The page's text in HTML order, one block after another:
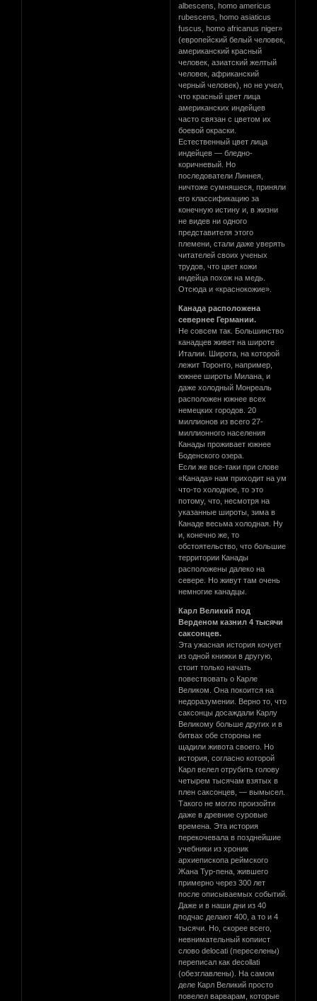
albescens, homo americus
rubescens, homo asiaticus
fuscus, homo africanus niger»
(европейский белый человек,
американский красный
человек, азиатский желтый
человек, африканский
черный человек), но не учел,
что красный цвет лица
американских индейцев
часто связан с цветом их
боевой окраски.
Естественный цвет лица
индейцев — бледно-
коричневый. Но
последователи Линнея,
ничтоже сумняшеся, приняли
его классификацию за
конечную истину и, в жизни
не видев ни одного
представителя этого
племени, стали даже уверять
читателей своих ученых
трудов, что цвет кожи
индейца похож на медь.
Отсюда и «краснокожие».
Канада расположена
севернее Германии.
Не совсем так. Большинство
канадцев живет на широте
Италии. Широта, на которой
лежит Торонто, например,
южнее широты Милана, и
даже холодный Монреаль
расположен южнее всех
немецких городов. 20
миллионов из всего 27-
миллионного населения
Канады проживает южнее
Боденского озера.
Если же все-таки при слове
«Канада» нам приходит на ум
что-то холодное, то это
потому, что, несмотря на
указанные широты, зима в
Канаде весьма холодная. Ну
и, конечно же, то
обстоятельство, что большие
территории Канады
расположены далеко на
севере. Но живут там очень
немногие канадцы.
Карл Великий под
Верденом казнил 4 тысячи
саксонцев.
Эта ужасная история кочует
из одной книжки в другую,
стоит только начать
повествовать о Карле
Великом. Она покоится на
недоразумении. Верно то, что
саксонцы досаждали Карлу
Великому больше других и в
битвах обе стороны не
щадили живота своего. Но
история, согласно которой
Карл велел отрубить голову
четырем тысячам взятых в
плен саксонцев, — вымысел.
Такого не могло произойти
даже в древние суровые
времена. Эта история
перекочевала в позднейшие
учебники из хроник
архиепископа реймского
Жана Тур-пена, жившего
примерно через 300 лет
после описываемых событий.
Даже и в наши дни из 40
подчас делают 400, а то и 4
тысячи. Но, скорее всего,
невнимательный копиист
слово delocati (переселены)
переписал как decollati
(обезглавлены). На самом
деле Карл Великий просто
повелел варварам, которые